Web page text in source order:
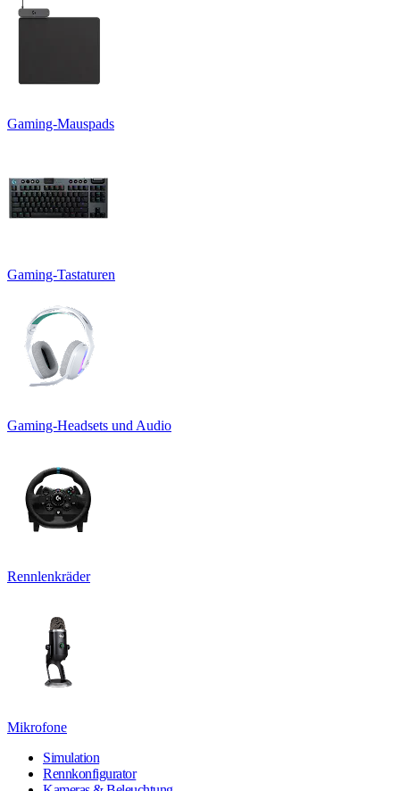
Gaming-Mauspads
Gaming-Tastaturen
Gaming-Headsets und Audio
Rennlenkräder
Mikrofone
Simulation
Rennkonfigurator